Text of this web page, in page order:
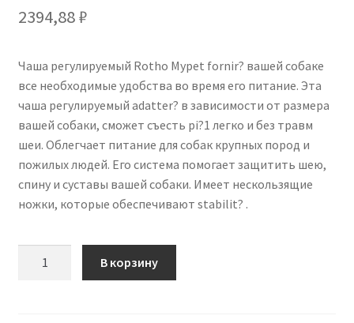
2394,88₽
Чаша регулируемый Rotho Mypet fornir? вашей собаке
все необходимые удобства во время его питание. Эта
чаша регулируемый adatter? в зависимости от размера
вашей собаки, сможет съесть pi?1 легко и без травм
шеи. Облегчает питание для собак крупных пород и
пожилых людей. Его система помогает защитить шею,
спину и суставы вашей собаки. Имеет нескользящие
ножки, которые обеспечивают stabilit? .
В корзину